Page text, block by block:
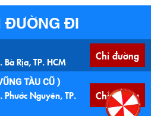
Design by Nina Co, Ltd
ĐƯỜNG ĐI
Rịa, TP. HCM Chỉ đường